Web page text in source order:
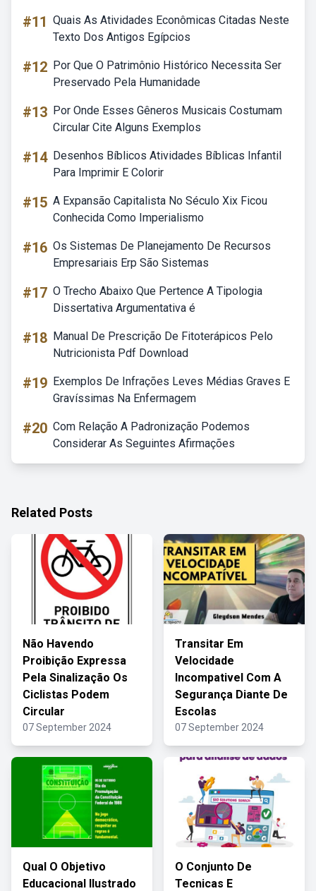
#11 Quais As Atividades Econômicas Citadas Neste
Texto Dos Antigos Egípcios
#12 Por Que O Patrimônio Histórico Necessita Ser
Preservado Pela Humanidade
#13 Por Onde Esses Gêneros Musicais Costumam
Circular Cite Alguns Exemplos
#14 Desenhos Bíblicos Atividades Bíblicas Infantil
Para Imprimir E Colorir
#15 A Expansão Capitalista No Século Xix Ficou
Conhecida Como Imperialismo
#16 Os Sistemas De Planejamento De Recursos
Empresariais Erp São Sistemas
#17 O Trecho Abaixo Que Pertence A Tipologia
Dissertativa Argumentativa é
#18 Manual De Prescrição De Fitoterápicos Pelo
Nutricionista Pdf Download
#19 Exemplos De Infrações Leves Médias Graves E
Gravíssimas Na Enfermagem
#20 Com Relação A Padronização Podemos
Considerar As Seguintes Afirmações
Related Posts
Não Havendo
Proibição Expressa
Pela Sinalização Os
Ciclistas Podem
Circular
07 September 2024
Transitar Em
Velocidade
Incompativel Com A
Segurança Diante De
Escolas
07 September 2024
Qual O Objetivo
Educacional Ilustrado
O Conjunto De
Tecnicas E